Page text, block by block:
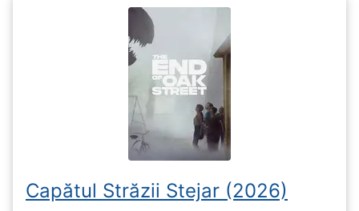
Capătul Străzii Stejar (2026)